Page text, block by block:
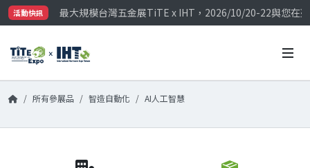
活動快訊
最大規模台灣五金展TiTE x IHT，2026/10/20-22與您在
國際買主補助名額有限，立即申請！
所有參展品 智造自動化 AI人工智慧